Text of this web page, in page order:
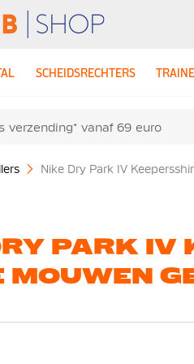
SCHEIDSRECHTERS
verzending* vanaf 69 euro
Nike Dry Park IV
PARK IV
MOUWEN